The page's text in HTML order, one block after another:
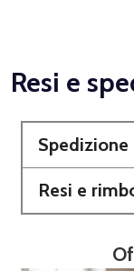
Resi e
Spedizione
Resi e